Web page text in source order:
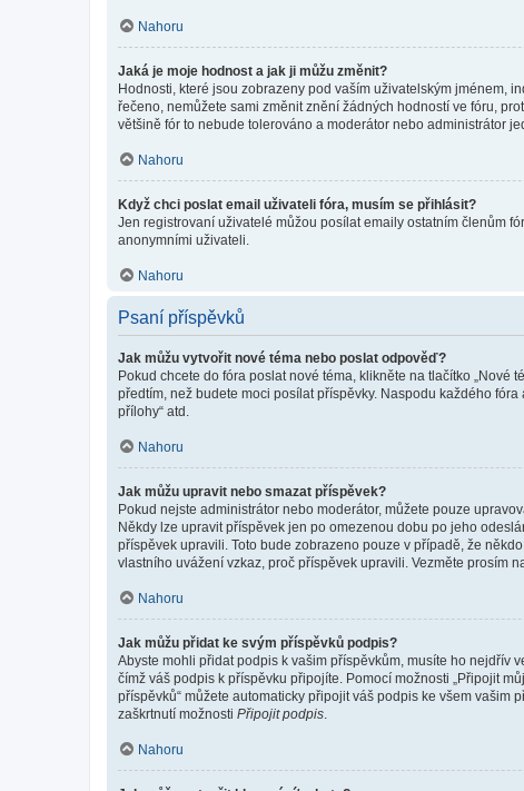
Nahoru
Jaká je moje hodnost a jak ji můžu změnit?
Hodnosti, které jsou zobrazeny pod vaším uživatelským jménem,
řečeno, nemůžete sami změnit znění žádných hodností ve fóru,
většině fór to nebude tolerováno a moderátor nebo administrátor
Nahoru
Když chci poslat email uživateli fóra, musím se přihlásit?
Jen registrovaní uživatelé můžou posílat emaily ostatním členům
anonymními uživateli.
Nahoru
Psaní příspěvků
Jak můžu vytvořit nové téma nebo poslat odpověď?
Pokud chcete do fóra poslat nové téma, klikněte na tlačítko „Nové
předtím, než budete moci posílat příspěvky. Naspodu každého
přílohy“ atd.
Nahoru
Jak můžu upravit nebo smazat příspěvek?
Pokud nejste administrátor nebo moderátor, můžete pouze
Někdy lze upravit příspěvek jen po omezenou dobu po jeho
příspěvek upravili. Toto bude zobrazeno pouze v případě, že
vlastního uvážení vzkaz, proč příspěvek upravili. Vezměte prosím
Nahoru
Jak můžu přidat ke svým příspěvků podpis?
Abyste mohli přidat podpis k vašim příspěvkům, musíte ho nejdřív
čímž váš podpis k příspěvku připojíte. Pomocí možnosti „Připojit
příspěvků“ můžete automaticky připojit váš podpis ke všem
zaškrtnutí možnosti Připojit podpis
Nahoru